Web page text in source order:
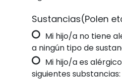
Sustancias(Polen
Mi hijo/a no tiene
a ningún tipo de
Mi hijo/a es
siguientes substancias: